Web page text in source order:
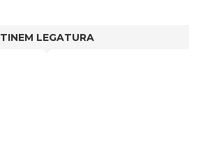
TINEM LEGATURA